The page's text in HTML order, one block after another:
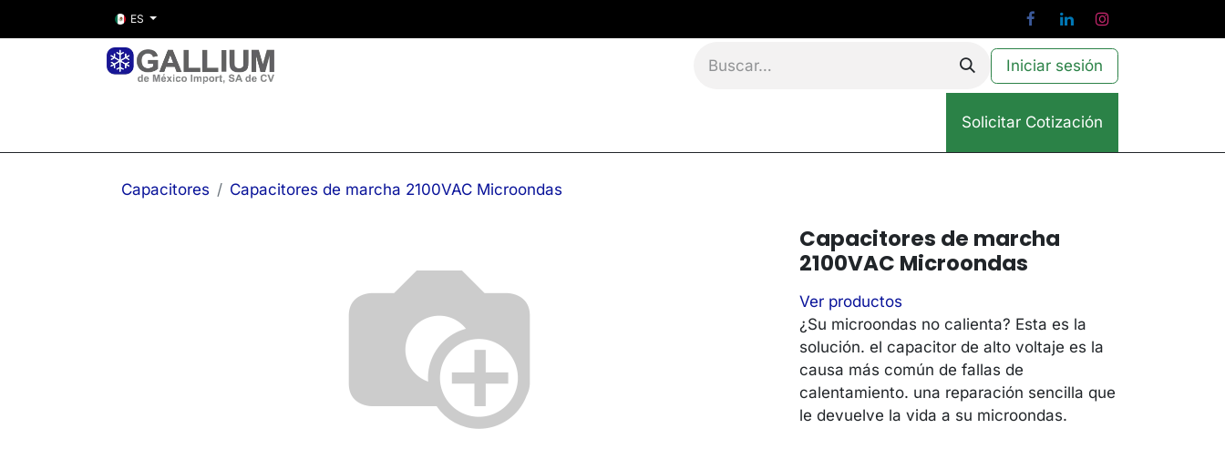
ES
Iniciar sesión
Solicitar Cotización
Capacitores Capacitores de marcha 2100VAC Microondas
Capacitores de marcha
2100VAC Microondas
Ver productos
¿Su microondas no calienta? Esta es la
solución. el capacitor de alto voltaje es la
causa más común de fallas de
calentamiento. una reparación sencilla que
le devuelve la vida a su microondas.